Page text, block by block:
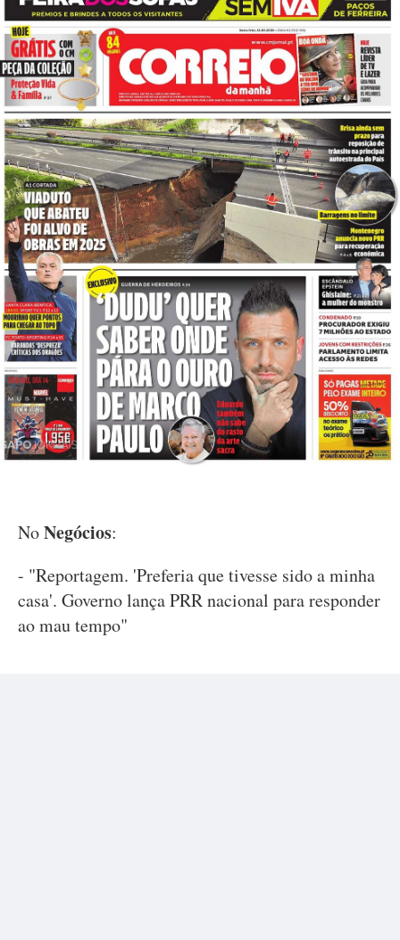
NoNegócios:
- "Reportagem. 'Preferia que tivesse sido a minha
casa'. Governo lança PRR nacional para responder
ao mau tempo"